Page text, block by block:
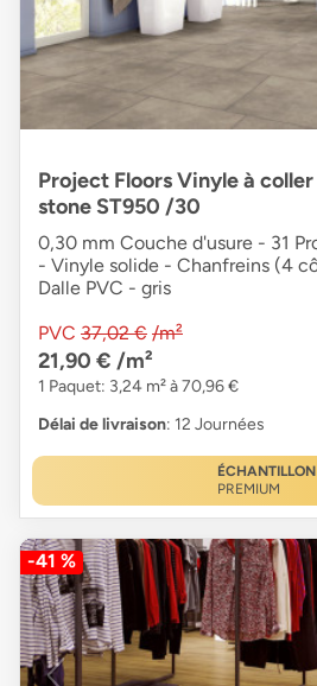
Project Floors Vinyle à
stone ST950 /30
0,30 mm Couche d'usure - 31
- Vinyle solide - Chanfreins (4
Dalle PVC - gris
PVC 37,02 € /m²
21,90 € /m²
1 Paquet: 3,24 m² à 70,96 €
Délai de livraison: 12 Journées
ÉCHANTILLON
PREMIUM
-41 %